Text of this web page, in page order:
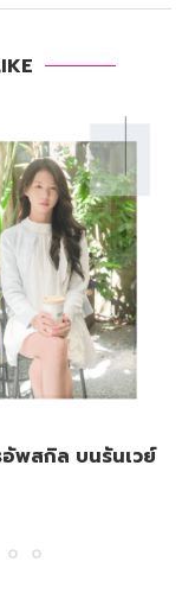
อัพสกิล บนรันเวย์